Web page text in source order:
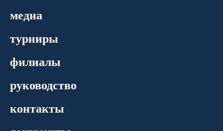
медиа
турниры
филиалы
руководство
контакты